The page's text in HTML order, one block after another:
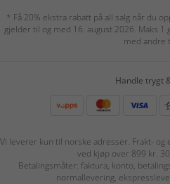
* Få 20% ekstra rabatt på all salg når du
gjelder til og med 16. august 2026. Maks
med andre
Handle trygt
Vi leverer kun til norske adresser. Frakt-
ved kjøp over 899 kr.
Betalingsmåter: faktura, konto,
normallevering,